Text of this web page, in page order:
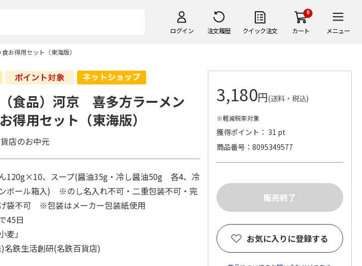
ログイン 注文履歴 クイック注文
0
カート メニュー
得用セット（東海版）
食品）河京 喜多方ラーメン
得用セット（東海版）
店のお中元
120g×10、スープ(醤油35g・冷し醤油50g 各4、冷
ボール箱入) ※のし名入れ不可・二重包装不可・完
袋不可 ※包装はメーカー包装紙使用
45日
麦」
鉄生活創研(名鉄百貨店)
3,180円(送料・税込)
※軽減税率対象
獲得ポイント： 31 pt
商品番号
8095349577
お気に入りに登録する